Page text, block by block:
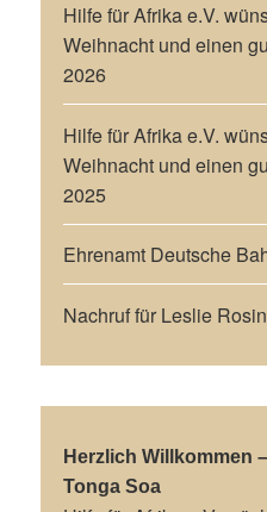
Hilfe für Afrika e.V.
Weihnacht und einen
2026
Hilfe für Afrika e.V.
Weihnacht und einen
2025
Ehrenamt Deutsche
Nachruf für Leslie Rosin
Herzlich Willkommen
Tonga Soa